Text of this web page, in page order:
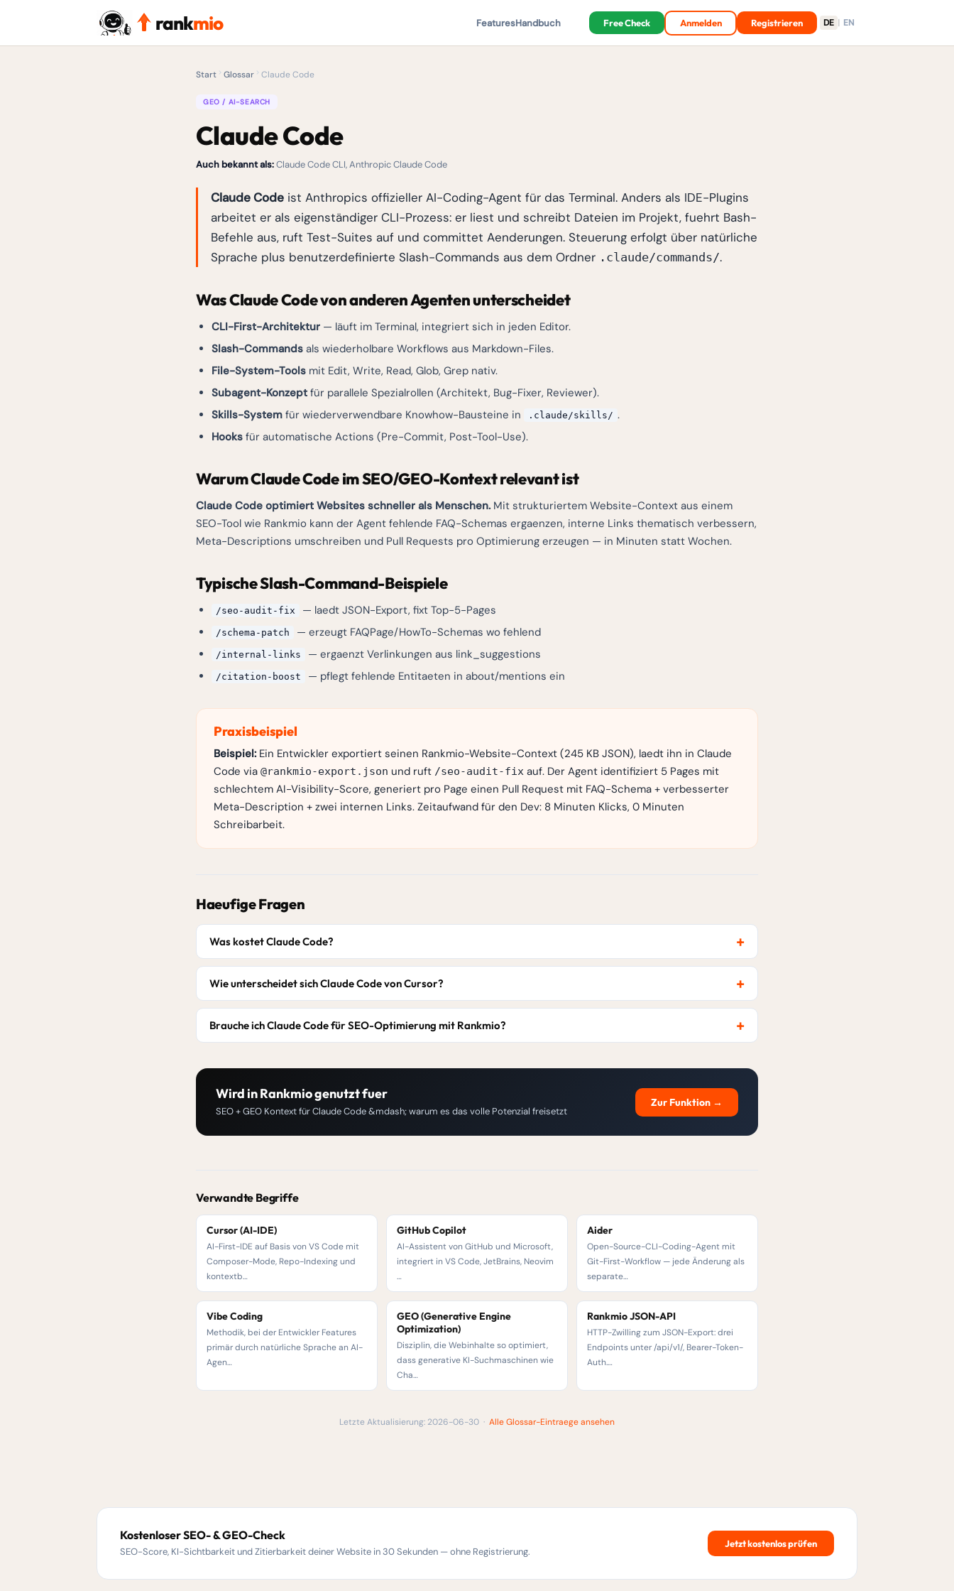
rankmio FeaturesHandbuch Free Check Anmelden Registrieren DE | EN
Start Glossar Claude Code
GEO / AI-SEARCH
Claude Code
Auch bekannt als:Claude Code CLI, Anthropic Claude Code
Claude Code ist Anthropics offizieller AI-Coding-Agent für das Terminal. Anders als IDE-Plugins
arbeitet er als eigenständiger CLI-Prozess: er liest und schreibt Dateien im Projekt, fuehrt Bash-
Befehle aus, ruft Test-Suites auf und committet Aenderungen. Steuerung erfolgt über natürliche
Sprache plus benutzerdefinierte Slash-Commands aus dem Ordner .claude/commands/.
Was Claude Code von anderen Agenten unterscheidet
CLI-First-Architektur — läuft im Terminal, integriert sich in jeden Editor.
Slash-Commands als wiederholbare Workflows aus Markdown-Files.
File-System-Tools mit Edit, Write, Read, Glob, Grep nativ.
Subagent-Konzept für parallele Spezialrollen (Architekt, Bug-Fixer, Reviewer).
Skills-System für wiederverwendbare Knowhow-Bausteine in .claude/skills/ .
Hooks für automatische Actions (Pre-Commit, Post-Tool-Use).
Warum Claude Code im SEO/GEO-Kontext relevant ist
Claude Code optimiert Websites schneller als Menschen.Mit strukturiertem Website-Context aus einem
SEO-Tool wie Rankmio kann der Agent fehlende FAQ-Schemas ergaenzen, interne Links thematisch verbessern,
Meta-Descriptions umschreiben und Pull Requests pro Optimierung erzeugen — in Minuten statt Wochen.
Typische Slash-Command-Beispiele
/seo-audit-fix — laedt JSON-Export, fixt Top-5-Pages
/schema-patch — erzeugt FAQPage/HowTo-Schemas wo fehlend
/internal-links — ergaenzt Verlinkungen aus link_suggestions
/citation-boost — pflegt fehlende Entitaeten in about/mentions ein
Praxisbeispiel
Beispiel:Ein Entwickler exportiert seinen Rankmio-Website-Context (245 KB JSON), laedt ihn in Claude
Code via @rankmio-export.json und ruft /seo-audit-fix auf. Der Agent identifiziert 5 Pages mit
schlechtem AI-Visibility-Score, generiert pro Page einen Pull Request mit FAQ-Schema + verbesserter
Meta-Description + zwei internen Links. Zeitaufwand für den Dev: 8 Minuten Klicks, 0 Minuten
Schreibarbeit.
Haeufige Fragen
Was kostet Claude Code?
Wie unterscheidet sich Claude Code von Cursor?
Brauche ich Claude Code für SEO-Optimierung mit Rankmio?
Wird in Rankmio genutzt fuer
SEO + GEO Kontext für Claude Code &mdash; warum es das volle Potenzial freisetzt
Zur Funktion →
Verwandte Begriffe
Cursor (AI-IDE)
AI-First-IDE auf Basis von VS Code mit
Composer-Mode, Repo-Indexing und
kontextb…
GitHub Copilot
AI-Assistent von GitHub und Microsoft,
integriert in VS Code, JetBrains, Neovim
…
Aider
Open-Source-CLI-Coding-Agent mit
Git-First-Workflow — jede Änderung als
separate…
Vibe Coding
Methodik, bei der Entwickler Features
primär durch natürliche Sprache an AI-
Agen…
GEO (Generative Engine
Optimization)
Disziplin, die Webinhalte so optimiert,
dass generative KI-Suchmaschinen wie
Cha…
Rankmio JSON-API
HTTP-Zwilling zum JSON-Export: drei
Endpoints unter /api/v1/, Bearer-Token-
Auth.…
Letzte Aktualisierung: 2026-06-30 · Alle Glossar-Eintraege ansehen
Kostenloser SEO- & GEO-Check
SEO-Score, KI-Sichtbarkeit und Zitierbarkeit deiner Website in 30 Sekunden — ohne Registrierung.
Jetzt kostenlos prüfen